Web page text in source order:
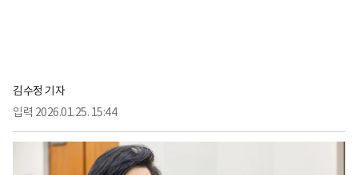
김수정 기자
입력 2026.01.25. 15:44